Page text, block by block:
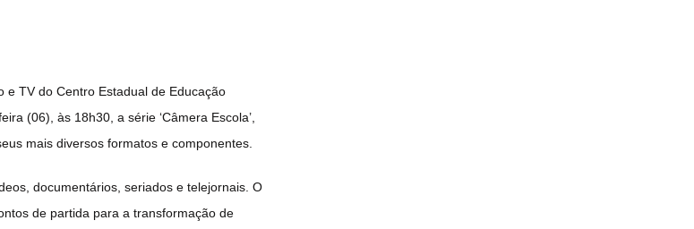
e TV do Centro Estadual de Educação
(06), às 18h30, a série ‘Câmera Escola’,
mais diversos formatos e componentes.
documentários, seriados e telejornais. O
de partida para a transformação de